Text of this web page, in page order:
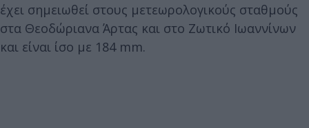
έχει σημειωθεί στους μετεωρολογικούς σταθμούς
στα Θεοδώριανα Άρτας και στο Ζωτικό Ιωαννίνων
και είναι ίσο με 184 mm.